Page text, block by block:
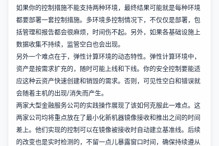
如果你的控制措施不能支持两种环境，最终结果可能就是每种环境
都要部署一套控制措施。多环境多控制情况下，不仅仅是部署，包
括管理和报告都会很麻烦，时间伤不起。另外，如果各基础设施上
数据收集不持续，监管空白也会出现。
另外一个难点在于，弹性计算环境的动态特性。弹性计算环境中，
资产是按需求扩充的，随时可能上线和下线。你的安全控制要能适
应这种云资产快速创建和销毁的需求。否则，可见性空白和错误就
会随着主机的出现/消失而产生。
两家大型金融服务公司的实践操作展现了该如何克服此一难点。这
两家公司均将重点放在了最小化新机器镜像接收和推出之间的时间
差上。他们实现的控制可以在镜像被接收时自动建立基准线。后续
的改变也是实时检测的，不留一点儿暴露窗口时间，确保持续遵从